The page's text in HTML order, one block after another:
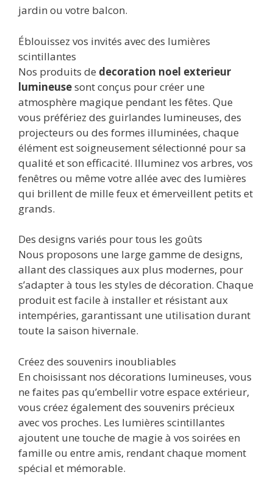
jardin ou votre balcon.
Éblouissez vos invités avec des lumières
scintillantes
Nos produits de decoration noel exterieur
lumineusesont conçus pour créer une
atmosphère magique pendant les fêtes. Que
vous préfériez des guirlandes lumineuses, des
projecteurs ou des formes illuminées, chaque
élément est soigneusement sélectionné pour sa
qualité et son efficacité. Illuminez vos arbres, vos
fenêtres ou même votre allée avec des lumières
qui brillent de mille feux et émerveillent petits et
grands.
Des designs variés pour tous les goûts
Nous proposons une large gamme de designs,
allant des classiques aux plus modernes, pour
s’adapter à tous les styles de décoration. Chaque
produit est facile à installer et résistant aux
intempéries, garantissant une utilisation durant
toute la saison hivernale.
Créez des souvenirs inoubliables
En choisissant nos décorations lumineuses, vous
ne faites pas qu’embellir votre espace extérieur,
vous créez également des souvenirs précieux
avec vos proches. Les lumières scintillantes
ajoutent une touche de magie à vos soirées en
famille ou entre amis, rendant chaque moment
spécial et mémorable.